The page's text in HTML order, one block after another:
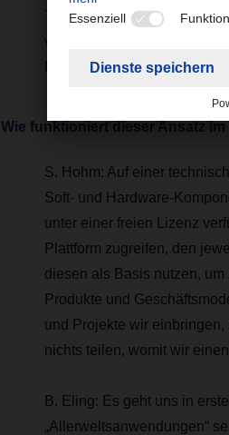
70 Programmen und
vieler, in wenigen Fällen
Prozesse zu vereinfachen,
Wie funktioniert dieser Ansatz
S. Hohm: Auf einer
Soft- und Hardware-
unter einer freien Lizenz
Plattform zugreifen, den
diesen als Basis nutzen,
Produkte und
und Projekte wir
nichts teilen, womit wir
B. Eling: Es geht uns in
„Allerweltsanwendungen“